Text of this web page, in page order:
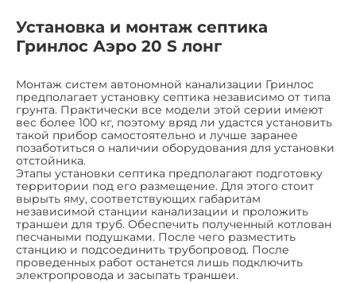
Установка и монтаж септика
Гринлос Аэро 20 S лонг
Монтаж систем автономной канализации Гринлос
предполагает установку септика независимо от типа
грунта. Практически все модели этой серии имеют
вес более 100 кг, поэтому вряд ли удастся установить
такой прибор самостоятельно и лучше заранее
позаботиться о наличии оборудования для установки
отстойника.
Этапы установки септика предполагают подготовку
территории под его размещение. Для этого стоит
вырыть яму, соответствующих габаритам
независимой станции канализации и проложить
траншеи для труб. Обеспечить полученный котлован
песчаными подушками. После чего разместить
станцию и подсоединить трубопровод. После
проведенных работ останется лишь подключить
электропровода и засыпать траншеи.